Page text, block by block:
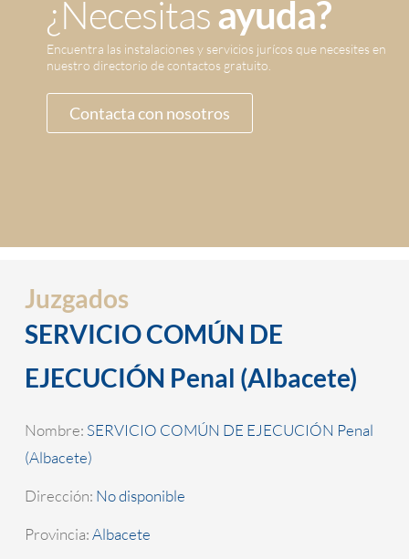
¿Necesitasayuda?
Encuentra las instalaciones y servicios jurícos que necesites en
nuestro directorio de contactos gratuito.
Contacta con nosotros
Juzgados
SERVICIO COMÚN DE
EJECUCIÓN Penal (Albacete)
Nombre: SERVICIO COMÚN DE EJECUCIÓN Penal
(Albacete)
Dirección: No disponible
Provincia:Albacete